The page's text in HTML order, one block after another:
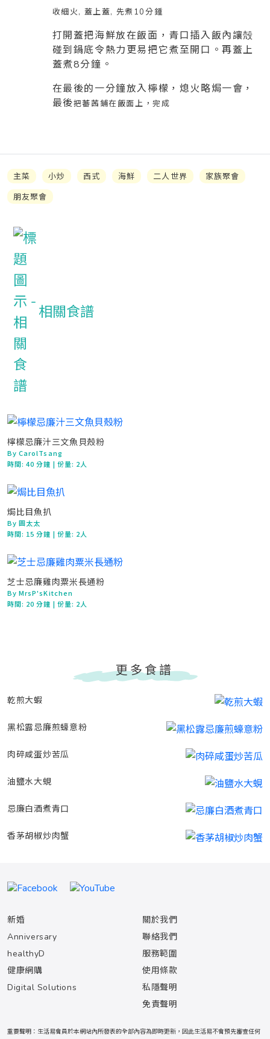
收細火, 蓋上蓋, 先煮10分鍾
打開蓋把海鮮放在飯面，青口插入飯內讓殻
碰到鍋底令熱力更易把它煮至開口。再蓋上
蓋煮8分鐘。
在最後的一分鐘放入檸檬，熄火略焗一會，
最後把蕃茜鋪在飯面上，完成
主菜 小炒 西式 海鮮 二人世界
家族聚會
朋友聚會
相關食譜
檸檬忌廉汁三文魚貝殼粉
By CarolTsang
時間:40 分鐘 | 份量: 2人
焗比目魚扒
By 圓太太
時間: 15 分鐘 | 份量: 2人
芝士忌廉雞肉粟米長通粉
By MrsP'sKitchen
時間: 20 分鐘 | 份量: 2人
更多食譜
乾煎大蝦
黑松露忌廉煎蠔意粉
肉碎咸蛋炒苦瓜
油鹽水大蜆
忌廉白酒煮青口
香茅胡椒炒肉蟹
新婚
Anniversary
healthyD
健康網購
Digital Solutions
關於我們
聯絡我們
服務範圍
使用條款
私隱聲明
免責聲明
重要聲明：生活易會員於本網站內所發表的全部內容為即時更新，因此生活易不會預先審查任何